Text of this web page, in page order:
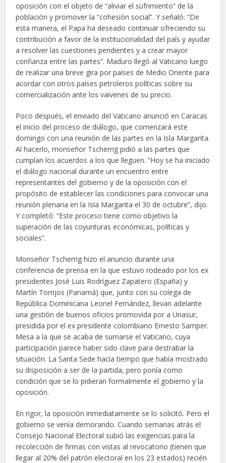
oposición con el objeto de “aliviar el sufrimiento” de la
población y promover la “cohesión social”. Y señaló: “De
esta manera, el Papa ha deseado continuar ofreciendo su
contribución a favor de la institucionalidad del país y ayudar
a resolver las cuestiones pendientes y a crear mayor
confianza entre las partes”. Maduro llegó al Vaticano luego
de realizar una breve gira por países de Medio Oriente para
acordar con otros países petroleros políticas sobre su
comercialización ante los vaivenes de su precio.
Poco después, el enviado del Vaticano anunció en Caracas
el inicio del proceso de diálogo, que comenzará este
domingo con una reunión de las partes en la Isla Margarita.
Al hacerlo, monseñor Tscherrig pidió a las partes que
cumplan los acuerdos a los que lleguen. “Hoy se ha iniciado
el diálogo nacional durante un encuentro entre
representantes del gobierno y de la oposición con el
propósito de establecer las condiciones para convocar una
reunión plenaria en la Isla Margarita el 30 de octubre”, dijo.
Y completó: “Este proceso tiene como objetivo la
superación de las coyunturas económicas, políticas y
sociales”.
Monseñor Tscherrig hizo el anuncio durante una
conferencia de prensa en la que estuvo rodeado por los ex
presidentes José Luis Rodríguez Zapatero (España) y
Martín Torrijos (Panamá) que, junto con su colega de
República Dominicana Leonel Fernández, llevan adelante
una gestión de buenos oficios promovida por a Unasur,
presidida por el ex presidente colombiano Ernesto Samper.
Mesa a la que se acaba de sumarse el Vaticano, cuya
participación parece haber sido clave para destrabar la
situación. La Santa Sede hacía tiempo que había mostrado
su disposición a ser de la partida, pero ponía como
condición que se lo pidieran formalmente el gobierno y la
oposición.
En rigor, la oposición inmediatamente se lo solicitó. Pero el
gobierno se venía demorando. Cuando semanas atrás el
Consejo Nacional Electoral subió las exigencias para la
recolección de firmas con vistas al revocatorio (tienen que
llegar al 20% del patrón electoral en los 23 estados) recién